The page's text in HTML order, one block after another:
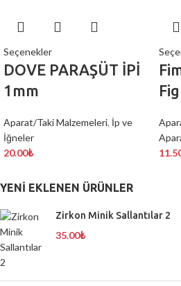
Seçenekler
DOVE PARAŞÜT İPİ
1mm
Aparat/Taki Malzemeleri, İp ve
İğneler
20.00₺
YENI EKLENEN ÜRÜNLER
Zirkon Minik Sallantılar 2
35.00₺